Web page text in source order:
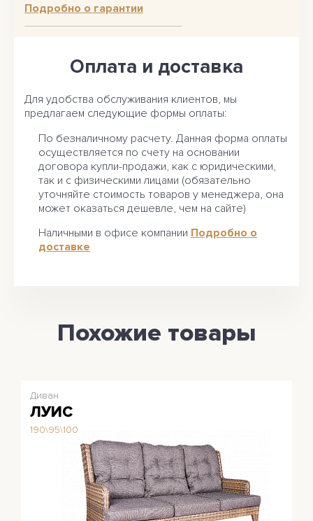
Подробно о гарантии
Оплата и доставка
Для удобства обслуживания клиентов, мы
предлагаем следующие формы оплаты:
По безналичному расчету. Данная форма оплаты
осуществляется по счету на основании
договора купли-продажи, как с юридическими,
так и с физическими лицами (обязательно
уточняйте стоимость товаров у менеджера, она
может оказаться дешевле, чем на сайте)
Наличными в офисе компании Подробно о
доставке
Похожие товары
Диван
ЛУИС
190\95\100